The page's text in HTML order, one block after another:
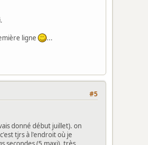
ligne
...
#5
donné début juillet). on
tjrs à l'endroit où je